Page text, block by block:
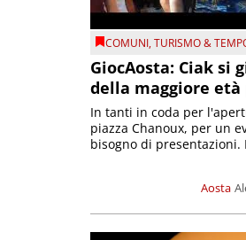
COMUNI,TURISMO &
GiocAosta: Ciak si
della maggiore
Aosta
In tanti in coda per
piazza Chanoux, per un
bisogno di presentazioni.